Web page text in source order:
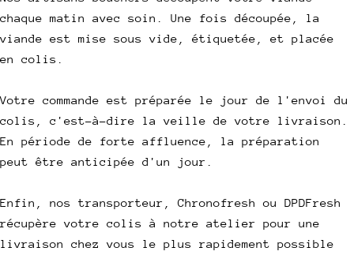
chaque matin avec soin. Une fois découpée, la
viande est mise sous vide, étiquetée, et placée
en colis.
Votre commande est préparée le jour de l'envoi du
colis, c'est-à-dire la veille de votre livraison.
En période de forte affluence, la préparation
peut être anticipée d'un jour.
Enfin, nos transporteur, Chronofresh ou DPDFresh
récupère votre colis à notre atelier pour une
livraison chez vous le plus rapidement possible